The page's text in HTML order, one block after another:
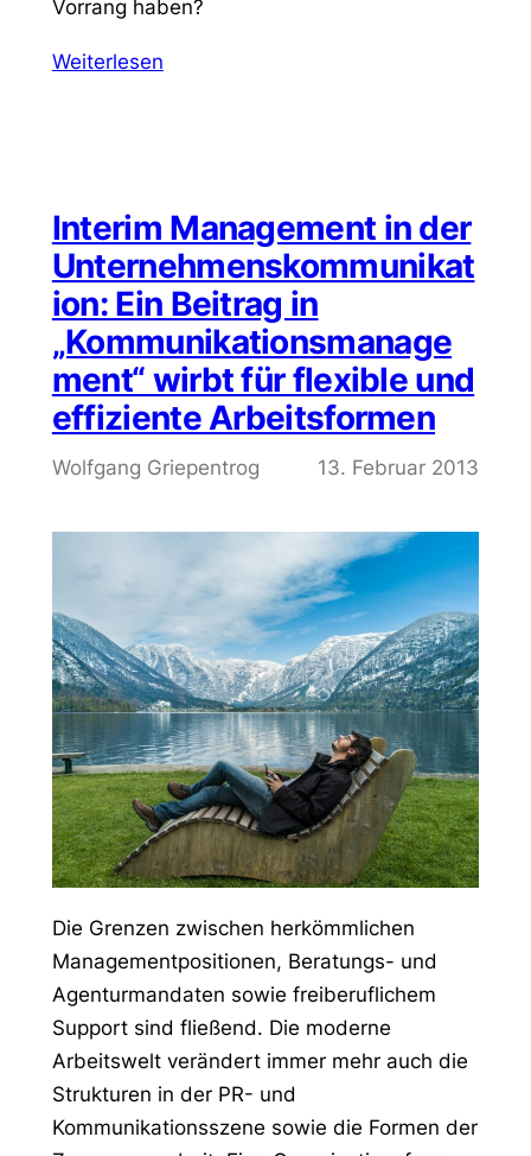
Vorrang haben?
Weiterlesen
Interim Management in der
Unternehmenskommunikat
ion: Ein Beitrag in
„Kommunikationsmanage
ment“ wirbt für flexible und
effiziente Arbeitsformen
Wolfgang Griepentrog 13. Februar 2013
Die Grenzen zwischen herkömmlichen
Managementpositionen, Beratungs- und
Agenturmandaten sowie freiberuflichem
Support sind fließend. Die moderne
Arbeitswelt verändert immer mehr auch die
Strukturen in der PR- und
Kommunikationsszene sowie die Formen der